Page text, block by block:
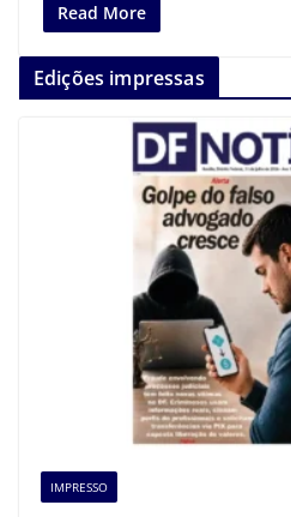
Read More
Edições impressas
IMPRESSO